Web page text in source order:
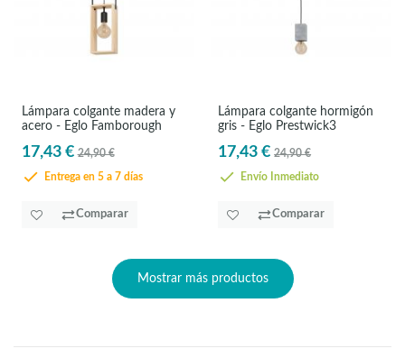
Lámpara colgante madera y
acero - Eglo Famborough
17,43 € 24,90 €
Entrega en 5 a 7 días
Comparar
Lámpara colgante hormigón
gris - Eglo Prestwick3
17,43 € 24,90 €
Envío Inmediato
Comparar
Mostrar más productos